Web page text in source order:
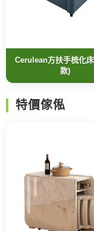
Cerulean方扶手梳化
款)
特價傢俬